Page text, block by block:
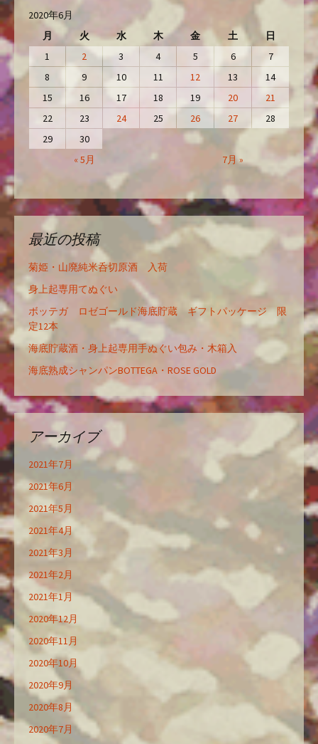
2020年6月
月
火 水 木 金 土 日
« 5月 7月 »
1 2 3 4 5 6
7
8
9 10 11 12 13
14
15
16 17 18 19 20
21
22
23 24 25 26 27
28
29
30
最近の投稿
菊姫・山廃純米呑切原酒 入荷
身上起専用てぬぐい
ボッテガ ロゼゴールド海底貯蔵 ギフトパッケージ 限
定12本
海底貯蔵酒・身上起専用手ぬぐい包み・木箱入
海底熟成シャンパンBOTTEGA・ROSE GOLD
アーカイブ
2021年7月
2021年6月
2021年5月
2021年4月
2021年3月
2021年2月
2021年1月
2020年12月
2020年11月
2020年10月
2020年9月
2020年8月
2020年7月